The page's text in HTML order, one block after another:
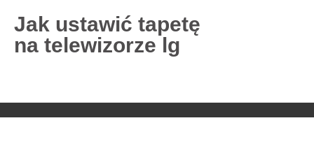
727 775 478
Jak ustawić tapetę
na telewizorze lg